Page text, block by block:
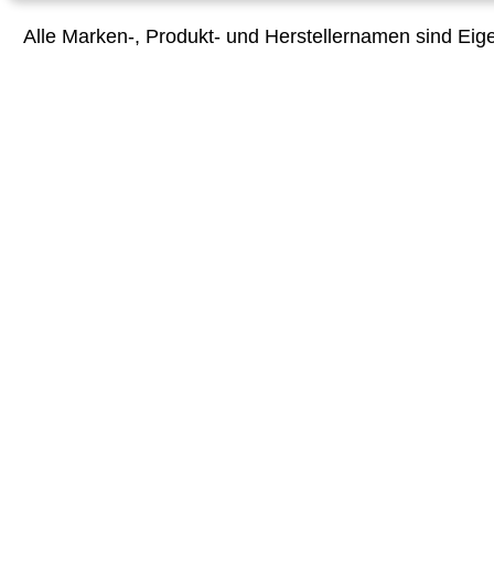
Alle Marken-, Produkt- und Herstellernamen sind